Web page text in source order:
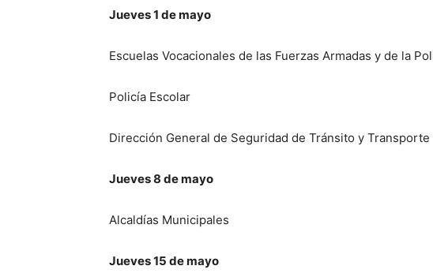
Jueves 1 de mayo
Escuelas Vocacionales de las Fuerzas Armadas y de la
Policía Escolar
Dirección General de Seguridad de Tránsito y
Jueves 8 de mayo
Alcaldías Municipales
Jueves 15 de mayo